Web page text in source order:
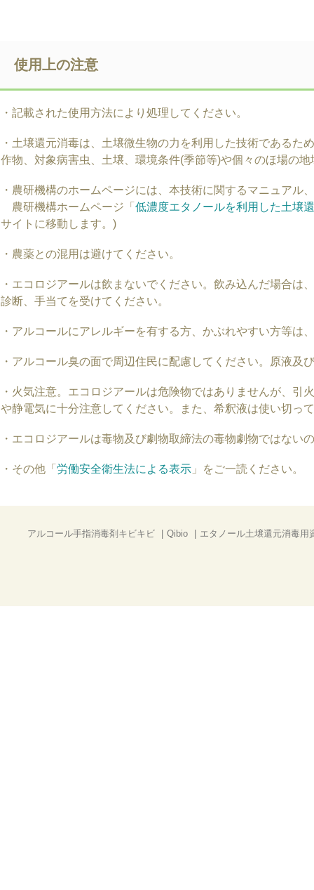
使用上の注意
・記載された使用方法により処理してください。
・土壌還元消毒は、土壌微生物の力を利用した技術である
作物、対象病害虫、土壌、環境条件(季節等)や個々のほ場の
・農研機構のホームページには、本技術に関するマニュアル
農研機構ホームページ「低濃度エタノールを利用した土壌
サイトに移動します。)
・農薬との混用は避けてください。
・エコロジアールは飲まないでください。飲み込んだ場合
診断、手当てを受けてください。
・アルコールにアレルギーを有する方、かぶれやすい方等は
・アルコール臭の面で周辺住民に配慮してください。原液
・火気注意。エコロジアールは危険物ではありませんが、
や静電気に十分注意してください。また、希釈液は使い切っ
・エコロジアールは毒物及び劇物取締法の毒物劇物ではない
・その他「労働安全衛生法による表示 」をご一読ください。
アルコール手指消毒剤キビキビ Qibio エタノール土壌還元消毒